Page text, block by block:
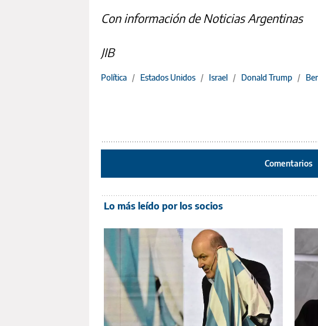
Con información de Noticias Argentinas
JIB
Política / Estados Unidos / Israel / Donald Trump /
Comentarios
Lo más leído por los socios